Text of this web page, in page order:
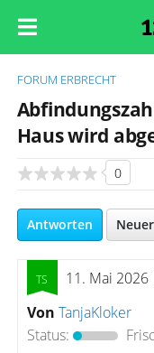
FORUM ERBRECHT
Haus wird
0
Antworten
11. Mai
Von TanjaKloker
Status: